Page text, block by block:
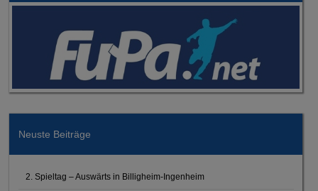
Neuste Beiträge
2. Spieltag – Auswärts in Billigheim-Ingenheim